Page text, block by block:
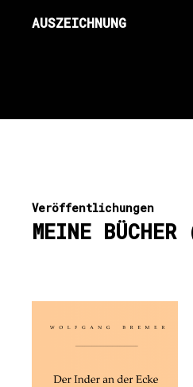
AUSZEICHNUNG
Veröffentlichungen
MEINE